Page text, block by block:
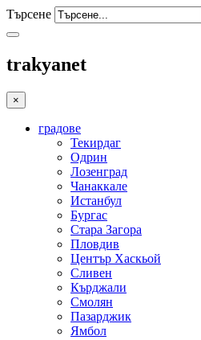
Търсене
trakyanet
×
градове
Текирдаг
Одрин
Лозенград
Чанаккале
Истанбул
Бургас
Стара Загора
Пловдив
Център Хаскьой
Сливен
Кърджали
Смолян
Пазарджик
Ямбол